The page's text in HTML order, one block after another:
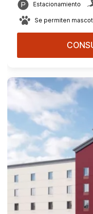
Estacionamiento
Se permiten